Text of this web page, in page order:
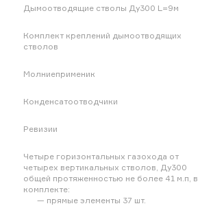
Дымоотводящие стволы Ду300 L=9м
Комплект креплений дымоотводящих
стволов
Молниеприменик
Конденсатоотводчики
Ревизии
Четыре горизонтальных газохода от
четырех вертикальных стволов, Ду300
общей протяженностью не более 41 м.п, в
комплекте:
прямые элементы 37 шт.